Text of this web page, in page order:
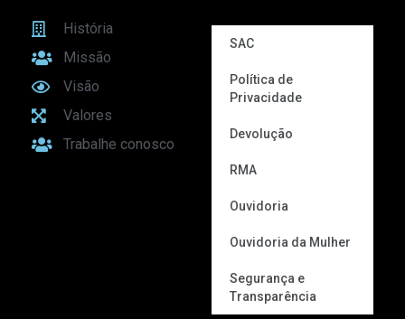
História
Missão
Visão
Valores
Trabalhe conosco
SAC
Política de
Privacidade
Devolução
RMA
Ouvidoria
Ouvidoria da Mulher
Segurança e
Transparência